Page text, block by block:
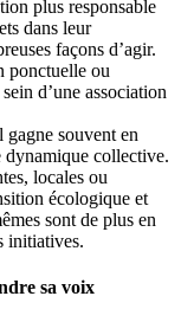
plus responsable
dans leur
façons d’agir.
ponctuelle ou
d’une association
gagne souvent en
dynamique collective.
locales ou
écologique et
sont de plus en
initiatives.
sa voix